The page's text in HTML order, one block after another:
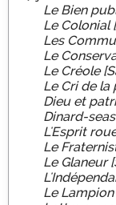
Le Bien
Le Colonial
Les
Le
Le Créole
Le Cri de la
Dieu et
Dinard-
L'Esprit
Le
Le Glaneur
Le